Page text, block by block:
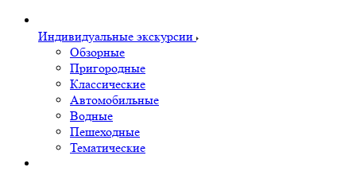
Индивидуальные экскурсии
Обзорные
Пригородные
Классические
Автомобильные
Водные
Пешеходные
Тематические